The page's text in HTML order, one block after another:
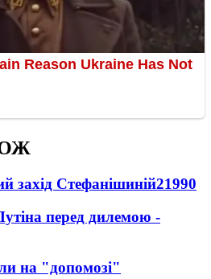
захід Стефанішиній21990
перед дилемою -
на "допомозі"